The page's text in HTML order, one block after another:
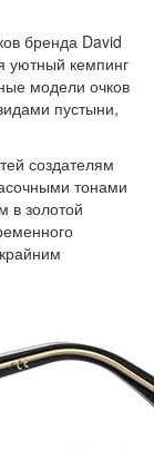
бренда David
уютный кемпинг
модели очков
пустыни,
создателям
тонами
в золотой